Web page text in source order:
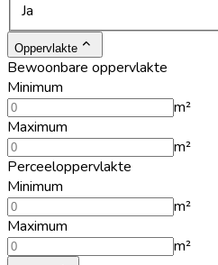
Ja
Oppervlakte
Bewoonbare oppervlakte
Minimum
m²
Maximum
m²
Perceeloppervlakte
Minimum
m²
Maximum
m²